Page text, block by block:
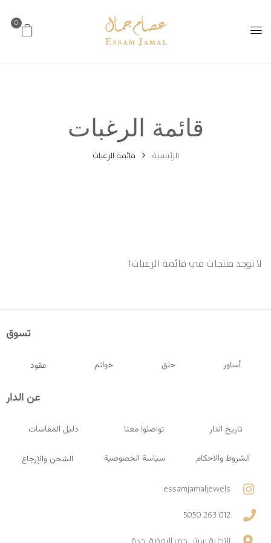
0
قائمة الرغبات
الرئيسية قائمة الرغبات
لا توجد منتجات في قائمة الرغبات!
تسوق
أساور حلق خواتم عقود
عن الدار
تاريخ الدار تواصلوا معنا دليل المقاسات
الشروط والاحكام سياسة الخصوصية الشحن والإرجاع
essamjamaljewels
012 263 5050